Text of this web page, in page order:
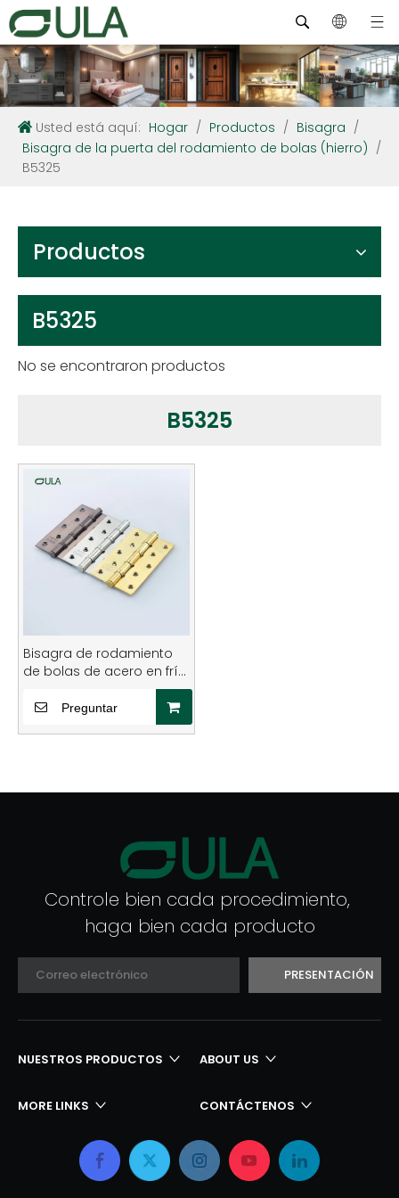
Usted está aquí: Hogar / Productos / Bisagra /
Bisagra de la puerta del rodamiento de bolas (hierro) /
B5325
Productos
B5325
No se encontraron productos
B5325
Bisagra de rodamiento
de bolas de acero en frío
de 5 pulgadas de fábrica
para puerta
Preguntar
Controle bien cada procedimiento,
haga bien cada producto
PRESENTACIÓN
NUESTROS PRODUCTOS​​​​​​​ ABOUT US
MORE LINKS CONTÁCTENOS​​​​​​​